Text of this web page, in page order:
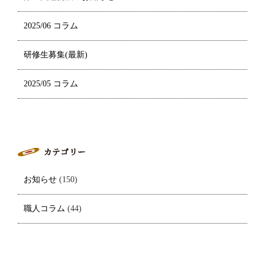
2025/06 コラム
研修生募集(最新)
2025/05 コラム
お知らせ (150)
職人コラム (44)